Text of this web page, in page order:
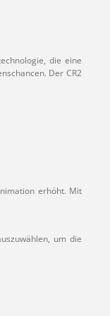
die eine
Der CR2
erhöht. Mit
um die